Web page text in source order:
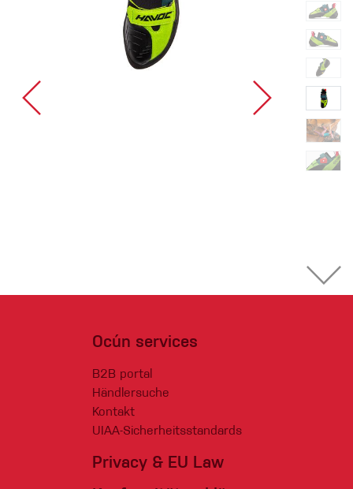
Ocún services
B2B portal
Händlersuche
Kontakt
UIAA-Sicherheitsstandards
Privacy & EU Law